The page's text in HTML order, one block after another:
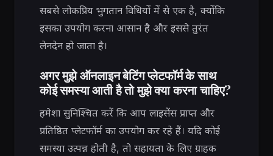
सबसे लोकप्रिय भुगतान विधियों में से एक है, क्योंकि
इसका उपयोग करना आसान है और इससे तुरंत
लेनदेन हो जाता है।
अगर मुझे ऑनलाइन बेटिंग प्लेटफॉर्म के साथ
कोई समस्या आती है तो मुझे क्या करना चाहिए?
हमेशा सुनिश्चित करें कि आप लाइसेंस प्राप्त और
प्रतिष्ठित प्लेटफॉर्म का उपयोग कर रहे हैं। यदि कोई
समस्या उत्पन्न होती है, तो सहायता के लिए ग्राहक